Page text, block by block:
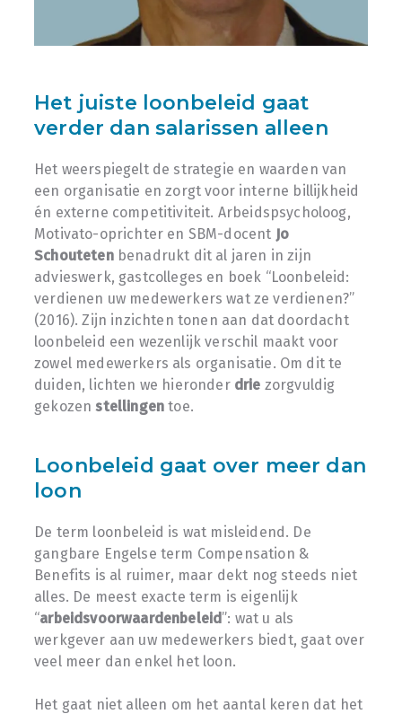
Het juiste loonbeleid gaat
verder dan salarissen alleen
Het weerspiegelt de strategie en waarden van
een organisatie en zorgt voor interne billijkheid
én externe competitiviteit. Arbeidspsycholoog,
Motivato-oprichter en SBM-docent Jo
Schoutetenbenadrukt dit al jaren in zijn
advieswerk, gastcolleges en boek “Loonbeleid:
verdienen uw medewerkers wat ze verdienen?”
(2016). Zijn inzichten tonen aan dat doordacht
loonbeleid een wezenlijk verschil maakt voor
zowel medewerkers als organisatie. Om dit te
duiden, lichten we hieronder drie zorgvuldig
gekozenstellingentoe.
Loonbeleid gaat over meer dan
loon
De term loonbeleid is wat misleidend. De
gangbare Engelse term Compensation &
Benefits is al ruimer, maar dekt nog steeds niet
alles. De meest exacte term is eigenlijk
“arbeidsvoorwaardenbeleid ”: wat u als
werkgever aan uw medewerkers biedt, gaat over
veel meer dan enkel het loon.
Het gaat niet alleen om het aantal keren dat het